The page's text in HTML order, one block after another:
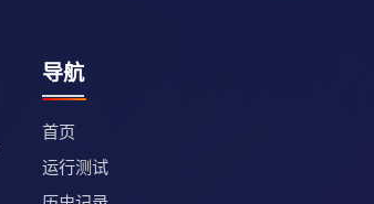
导航
首页
运行测试